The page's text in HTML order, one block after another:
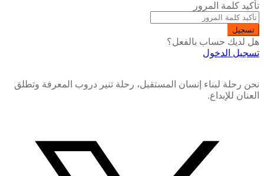
تأكيد كلمة المرور
تسجيل
هل لديك حساب بالفعل؟
تسجيل الدخول
نحن رحلة لبناء إنسان المستقبل، رحلة تنير دروب المعرفة وتطلق
العنان للإبداع.